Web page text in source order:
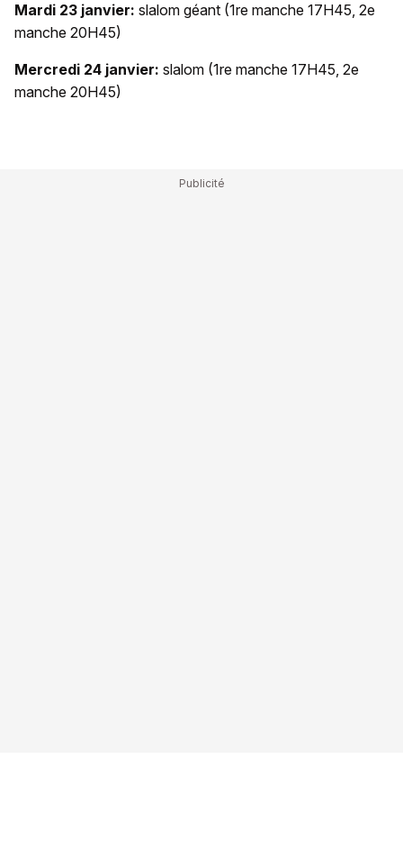
Mardi 23 janvier: slalom géant (1re manche 17H45, 2e
manche 20H45)
Mercredi 24 janvier: slalom (1re manche 17H45, 2e
manche 20H45)